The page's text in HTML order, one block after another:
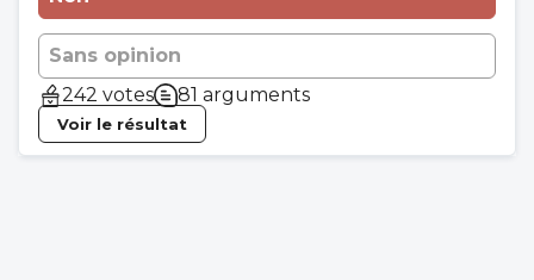
Sans opinion
242 votes
81 arguments
Voir le résultat